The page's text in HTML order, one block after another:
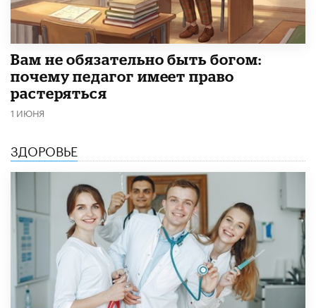
​Вам не обязательно быть богом:
почему педагог имеет право
растеряться
1 ИЮНЯ
ЗДОРОВЬЕ